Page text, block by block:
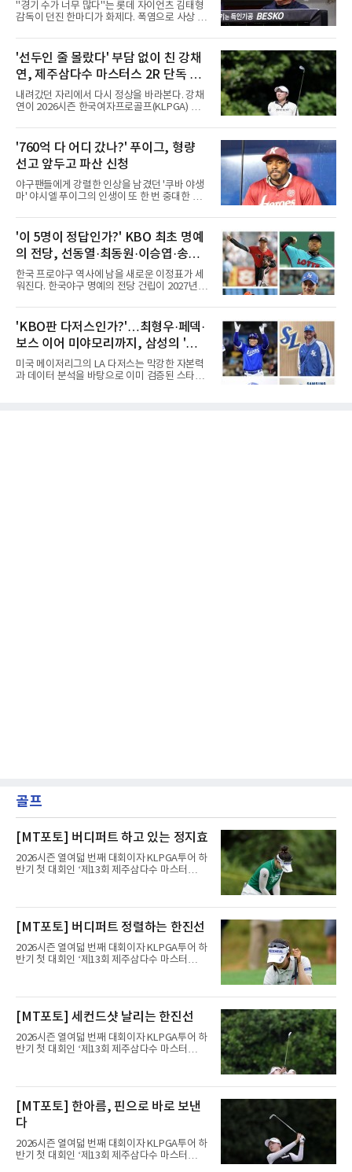
"경기 수가 너무 많다"는 롯데 자이언츠 김태형
감독이 던진 한마디가 화제다. 폭염으로 사상 초
독은 단순히 더위를 이야기하지 않았다. 우천,
폭염, 부상 등 변수가 늘어나는 현실에서 현재
팀당 144경기 체제가 과연 지속 가능한지 질문
을 던졌다.물론 144경기가 세계적으로 특별히
많은 숫자는 아니다. 메이저리그는 팀당 162경
기, 일본프로야구도 143~144경기를 치른다. 숫
자만 놓고 보면 KBO가 유난히 혹사 구조라고 말
비교하기 어려울 정도로 폭염이 길어지고 강해
지고 있다. 여기에 장마, 이
'선두인 줄 몰랐다' 부담 없이 친 강채
연, 제주삼다수 마스터스 2R 단독 선
두
내려갔던 자리에서 다시 정상을 바라본다. 강채
연이 2026시즌 한국여자프로골프(KLPGA) 투어
억 원, 우승상금 1억8000만 원) 2라운드에서 단
독 선두로 도약했다.강채연은 7일 제주도 서귀
포의 테디밸리 골프앤리조트(파72)에서 열린 2
라운드에서 버디 5개와 보기 1개를 묶어 4언더
파 68타를 쳤다. 중간합계 9언더파 135타로 전
날 공동 4위에서 선두로 올라섰다. 공동 2위 그
룹(8언더파 136타)과는 한 타 차다.이 대회는 그
받았으나, 지난해 상금순위 75위에 그쳐 시드순
위전으로 밀렸고 본선에서도 78위에
'760억 다 어디 갔나?' 푸이그, 형량
선고 앞두고 파산 신청
야구팬들에게 강렬한 인상을 남겼던 '쿠바 야생
마' 야시엘 푸이그의 인생이 또 한 번 중대한 갈
거액을 벌었던 푸이그가 연방 사건 선고를 앞두
고 파산보호를 신청했다.푸이그는 최근 미국 플
로리다 파산 법원에 챕터11 파산보호 신청을 냈
다. 챕터11은 기업이나 개인이 채권자들과 협의
를 통해 재정 구조를 재편할 수 있도록 돕는 제도
다.미 매체들에 따르면 푸이그의 자산 규모는
1000만~5000만 달러(약 146억~730억 원), 부
산 내역 등 일부 필수 자료가 빠졌다며 서류 미비
를 지적했다.관심이 쏠리는 이
'이 5명이 정답인가?' KBO 최초 명예
의 전당, 선동열·최동원·이승엽·송진
우·김응용을 둘러싼 논쟁
한국 프로야구 역사에 남을 새로운 이정표가 세
워진다. 한국야구 명예의 전당 건립이 2027년으
문으로 향하고 있다. "누가 한국 야구 최초의 명
예의 전당 헌액자가 될 것인가?"현재 가장 많이
거론되는 후보군은 선동열, 최동원, 이승엽, 송
진우, 그리고 김응용 감독이다. 한국 야구의 시
대별 상징성과 업적을 고려하면 충분히 설득력
있는 이름들이다.선동열은 한국 야구가 배출한
최고의 투수로 평가받는다. 해태 시절 통산 146
'KBO판 다저스인가?'…최형우·페덱·
보스 이어 미야모리까지, 삼성의 '스펙
만렙' 승부수
미국 메이저리그의 LA 다저스는 막강한 자본력
과 데이터 분석을 바탕으로 이미 검증된 스타들
골프
[MT포토] 버디퍼트 하고 있는 정지효
2026시즌 열여덟 번째 대회이자 KLPGA투어 하
반기 첫 대회인 ‘제13회 제주삼다수 마스터
트(파72/6,767야드)에서 열리고 있다.8일 현재
에서 경기하고 있다.
[MT포토] 버디퍼트 정렬하는 한진선
2026시즌 열여덟 번째 대회이자 KLPGA투어 하
반기 첫 대회인 ‘제13회 제주삼다수 마스터
트(파72/6,767야드)에서 열리고 있다.8일 현재
에서 경기하고 있다.
[MT포토] 세컨드샷 날리는 한진선
2026시즌 열여덟 번째 대회이자 KLPGA투어 하
반기 첫 대회인 ‘제13회 제주삼다수 마스터
트(파72/6,767야드)에서 열리고 있다.8일 현재
에서 경기하고 있다.
[MT포토] 한아름, 핀으로 바로 보낸
다
2026시즌 열여덟 번째 대회이자 KLPGA투어 하
반기 첫 대회인 ‘제13회 제주삼다수 마스터